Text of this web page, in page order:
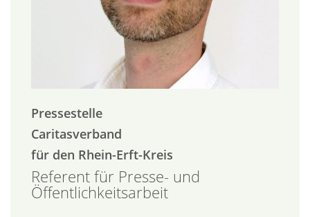
Pressestelle
Caritasverband
für den Rhein-Erft-Kreis
Referent für Presse- und
Öffentlichkeitsarbeit